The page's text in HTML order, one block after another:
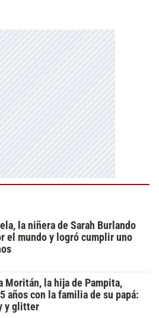
la niñera de Sarah Burlando
el mundo y logró cumplir uno
Moritán, la hija de Pampita,
años con la familia de su papá:
y glitter